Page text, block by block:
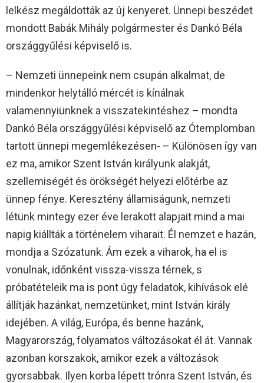
lelkész megáldották az új kenyeret. Ünnepi beszédet
mondott Babák Mihály polgármester és Dankó Béla
országgyűlési képviselő is.
– Nemzeti ünnepeink nem csupán alkalmat, de
mindenkor helytálló mércét is kínálnak
valamennyiünknek a visszatekintéshez – mondta
Dankó Béla országgyűlési képviselő az Ótemplomban
tartott ünnepi megemlékezésen- – Különösen így van
ez ma, amikor Szent István királyunk alakját,
szellemiségét és örökségét helyezi előtérbe az
ünnep fénye. Keresztény államiságunk, nemzeti
létünk mintegy ezer éve lerakott alapjait mind a mai
napig kiállták a történelem viharait. Él nemzet e hazán,
mondja a Szózatunk. Ám ezek a viharok, ha el is
vonulnak, időnként vissza-vissza térnek, s
próbatételeik ma is pont úgy feladatok, kihívások elé
állítják hazánkat, nemzetünket, mint István király
idejében. A világ, Európa, és benne hazánk,
Magyarország, folyamatos változásokat él át. Vannak
azonban korszakok, amikor ezek a változások
gyorsabbak. Ilyen korba lépett trónra Szent István, és